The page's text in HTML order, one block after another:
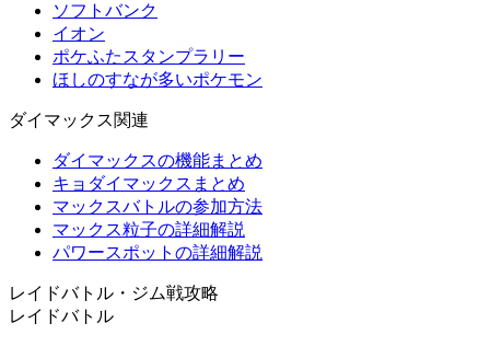
ソフトバンク
イオン
ポケふたスタンプラリー
ほしのすなが多いポケモン
ダイマックス関連
ダイマックスの機能まとめ
キョダイマックスまとめ
マックスバトルの参加方法
マックス粒子の詳細解説
パワースポットの詳細解説
レイドバトル・ジム戦攻略
レイドバトル